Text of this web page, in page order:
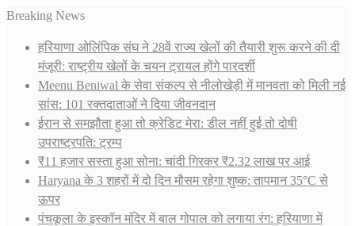
Breaking News
हरियाणा ओलिंपिक संघ ने 28वें राज्य खेलों की तैयारी शुरू करने की दी
मंजूरी: राष्ट्रीय खेलों के चयन ट्रायल होंगे पारदर्शी
Meenu Beniwal के सेवा संकल्प से नीलोखेड़ी में मानवता को मिली नई
सांस: 101 रक्तदाताओं ने दिया जीवनदान
ईरान से समझौता हुआ तो क्रेडिट मेरा: डील नहीं हुई तो दोषी
उपराष्ट्रपति: ट्रम्प
₹11 हजार सस्ता हुआ सोना: चांदी गिरकर ₹2.32 लाख पर आई
Haryana के 3 शहरों में दो दिन मौसम रहेगा शुष्क: तापमान 35°C से
ऊपर
पंचकूला के इस्कॉन मंदिर में बाल गोपाल को लगाया रंग: हरियाणा में